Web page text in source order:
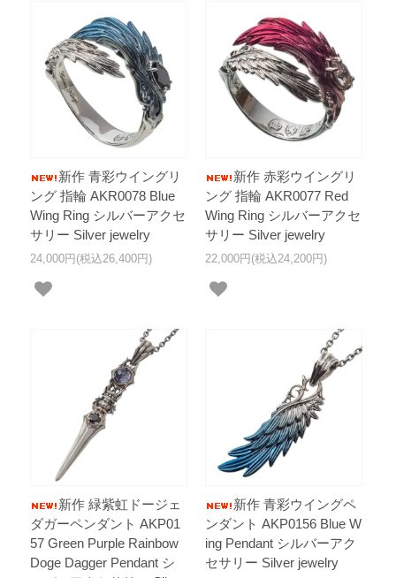
新作 青彩ウイングリ
ング 指輪 AKR0078 Blue
Wing Ring シルバーアクセ
サリー Silver jewelry
24,000円(税込26,400円)
新作 赤彩ウイングリ
ング 指輪 AKR0077 Red
Wing Ring シルバーアクセ
サリー Silver jewelry
22,000円(税込24,200円)
新作 緑紫虹ドージェ
ダガーペンダント AKP01
57 Green Purple Rainbow
Doge Dagger Pendant シ
新作 青彩ウイングペ
ンダント AKP0156 Blue W
ing Pendant シルバーアク
セサリー Silver jewelry